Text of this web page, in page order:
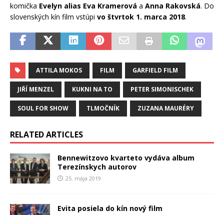
komička Evelyn alias Eva Kramerová a Anna Rakovská. Do
slovenských kín film vstúpi vo štvrtok 1. marca 2018.
ATTILA MOKOS FILM GARFIELD FILM
JIŘÍ MENZEL KUKNI NA TO PETER SIMONISCHEK
SOUL FOR SHOW TLMOČNÍK ZUZANA MAURÉRY
RELATED ARTICLES
Bennewitzovo kvarteto vydáva album
Terezínskych autorov
25. mája 2019
Evita posiela do kín nový film